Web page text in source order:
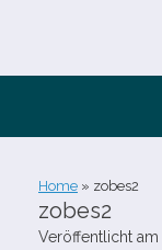
Home » zobes2
zobes2
Veröffentlicht am